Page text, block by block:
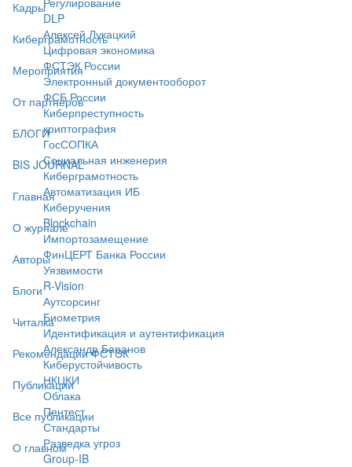
Кадры
Киберграмотность
Мероприятия
От партнёров
БЛОГИ
BIS JOURNAL
Главная
О журнале
Авторы
Блоги
Читалка
Рекомендации ФСТЭК
Публикации
Все публикации
О главном
DLP
Алексей Лукацкий
Цифровая экономика
ФСТЭК России
Электронный документооборот
ФСБ России
Киберпреступность
криптография
ГосСОПКА
Социальная инженерия
Киберграмотность
Автоматизация ИБ
Киберучения
Blockchain
Импортозамещение
ФинЦЕРТ Банка России
Уязвимости
R-Vision
Аутсорсинг
Биометрия
Идентификация и аутентификация
Александр Баранов
Киберустойчивость
НКЦКИ
Облака
Пентест
Стандарты
Разведка угроз
Group-IB